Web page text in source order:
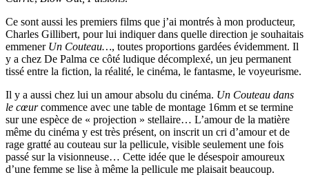
Ce sont aussi les premiers films que j’ai montrés à mon producteur,
Charles Gillibert, pour lui indiquer dans quelle direction je souhaitais
emmener Un Couteau…, toutes proportions gardées évidemment. Il
y a chez De Palma ce côté ludique décomplexé, un jeu permanent
tissé entre la fiction, la réalité, le cinéma, le fantasme, le voyeurisme.
Il y a aussi chez lui un amour absolu du cinéma. Un Couteau dans
le cœurcommence avec une table de montage 16mm et se termine
sur une espèce de « projection » stellaire… L’amour de la matière
même du cinéma y est très présent, on inscrit un cri d’amour et de
rage gratté au couteau sur la pellicule, visible seulement une fois
passé sur la visionneuse… Cette idée que le désespoir amoureux
d’une femme se lise à même la pellicule me plaisait beaucoup.